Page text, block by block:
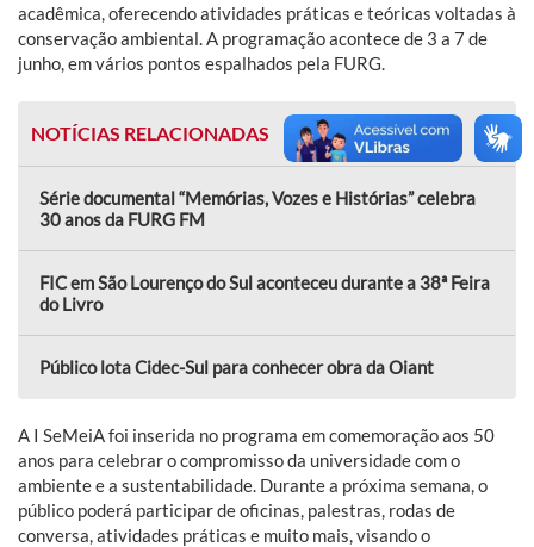
acadêmica, oferecendo atividades práticas e teóricas voltadas à
conservação ambiental. A programação acontece de 3 a 7 de
junho, em vários pontos espalhados pela FURG.
NOTÍCIAS RELACIONADAS
Série documental “Memórias, Vozes e Histórias” celebra
30 anos da FURG FM
FIC em São Lourenço do Sul aconteceu durante a 38ª Feira
do Livro
Público lota Cidec-Sul para conhecer obra da Oiant
A I SeMeiA foi inserida no programa em comemoração aos 50
anos para celebrar o compromisso da universidade com o
ambiente e a sustentabilidade. Durante a próxima semana, o
público poderá participar de oficinas, palestras, rodas de
conversa, atividades práticas e muito mais, visando o